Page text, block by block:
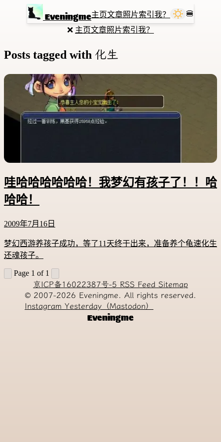
Eveningme主页文章照片索引 我？
🍔
❌ 主页文章照片索引 我？
Posts tagged with 化生
哇哈哈哈哈哈哈！我梦幻有孩子了！！哈
哈哈！
2009年7月16日
梦幻西游养孩子成功，等了11天终于出来，准备养个龟速化生
还魂孩子。
Page 1 of 1
京ICP备16022387号-5 RSS Feed Sitemap
© 2007-2026 Eveningme. All rights reserved.
Instagram Yesterday（Mastodon）
Eveningme